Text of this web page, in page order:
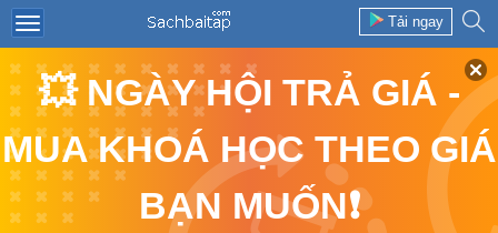
Tải ngay
💥 NGÀY HỘI TRẢ GIÁ -
MUA KHOÁ HỌC THEO GIÁ
BẠN MUỐN❗